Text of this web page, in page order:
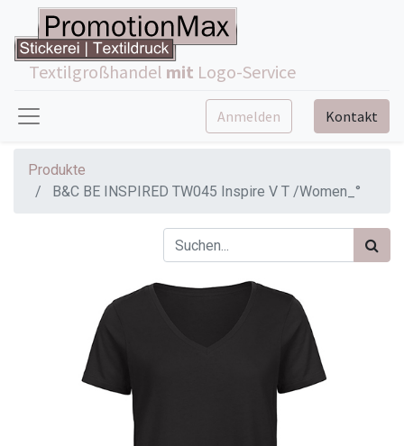
Textilgroßhandel mit Logo-Service
Anmelden Kontakt
Produkte
B&C BE INSPIRED TW045 Inspire V T /Women_°